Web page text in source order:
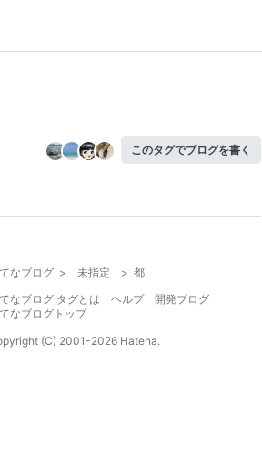
このタグでブログを書く
なブログ > 未指定 > 都
なブログ タグとは
ヘルプ
開発ブログ
なブログトップ
(C) 2001-2026 Hatena.